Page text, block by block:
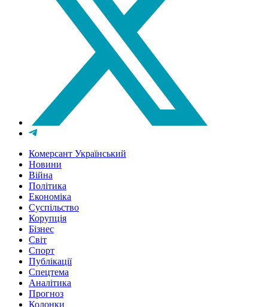
Комерсант Український
Новини
Війна
Політика
Економіка
Суспільство
Корупція
Бізнес
Світ
Спорт
Публікації
Спецтема
Аналітика
Прогноз
Колонки